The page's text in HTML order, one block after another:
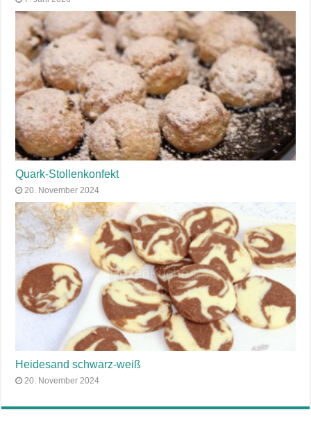
Quark-Stollenkonfekt
20. November 2024
Heidesand schwarz-weiß
20. November 2024